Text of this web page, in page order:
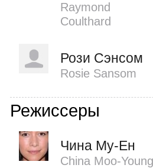
Raymond
Coulthard
Рози Сэнсом
Rosie Sansom
Режиссеры
Чина Му-Ен
China Moo-Young